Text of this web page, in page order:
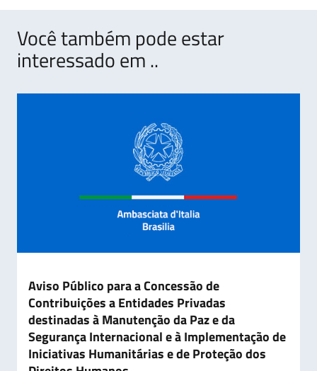
Você também pode estar
interessado em ..
Aviso Público para a Concessão de
Contribuições a Entidades Privadas
destinadas à Manutenção da Paz e da
Segurança Internacional e à Implementação de
Iniciativas Humanitárias e de Proteção dos